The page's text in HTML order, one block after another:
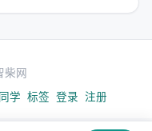
率、多跳推理链完
|------|------| | 数据
网
学 标签 登录 注册